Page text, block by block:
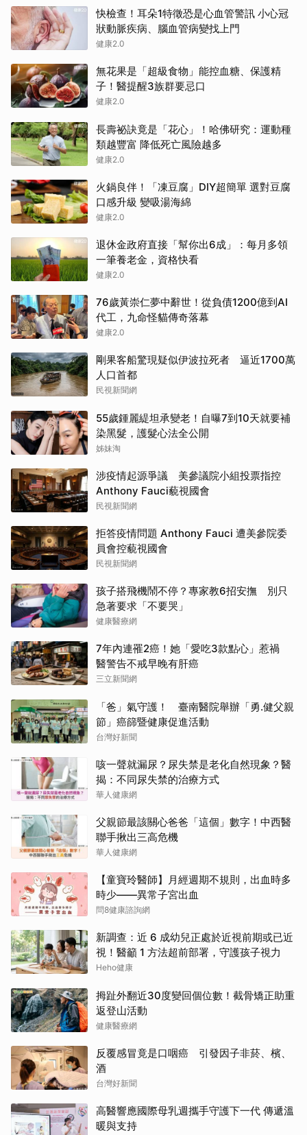
快檢查！耳朵1特徵恐是心血管警訊 小心冠
狀動脈疾病、腦血管病變找上門
健康2.0
無花果是「超級食物」能控血糖、保護精
子！醫提醒3族群要忌口
健康2.0
長壽祕訣竟是「花心」！哈佛研究：運動種
類越豐富 降低死亡風險越多
健康2.0
火鍋良伴！「凍豆腐」DIY超簡單 選對豆腐
口感升級 變吸湯海綿
健康2.0
退休金政府直接「幫你出6成」：每月多領
一筆養老金，資格快看
健康2.0
76歲黃崇仁夢中辭世！從負債1200億到AI
代工，九命怪貓傳奇落幕
健康2.0
剛果客船驚現疑似伊波拉死者 逼近1700萬
人口首都
民視新聞網
55歲鍾麗緹坦承變老！自曝7到10天就要補
染黑髮，護髮心法全公開
姊妹淘
涉疫情起源爭議 美參議院小組投票指控
Anthony Fauci藐視國會
民視新聞網
拒答疫情問題 Anthony Fauci 遭美參院委
員會控藐視國會
民視新聞網
孩子搭飛機鬧不停？專家教6招安撫 別只
急著要求「不要哭」
健康醫療網
7年內連罹2癌！她「愛吃3款點心」惹禍
醫警告不戒早晚有肝癌
三立新聞網
「爸」氣守護！ 臺南醫院舉辦「勇.健父親
節」癌篩暨健康促進活動
台灣好新聞
咳一聲就漏尿？尿失禁是老化自然現象？醫
揭：不同尿失禁的治療方式
華人健康網
父親節最該關心爸爸「這個」數字！中西醫
聯手揪出三高危機
華人健康網
【童寶玲醫師】月經週期不規則，出血時多
時少——異常子宮出血
問8健康諮詢網
新調查：近 6 成幼兒正處於近視前期或已近
視！醫籲 1 方法超前部署，守護孩子視力
Heho健康
拇趾外翻近30度變回個位數！截骨矯正助重
返登山活動
健康醫療網
反覆感冒竟是口咽癌 引發因子非菸、檳、
酒
台灣好新聞
高醫響應國際母乳週攜手守護下一代 傳遞溫
暖與支持